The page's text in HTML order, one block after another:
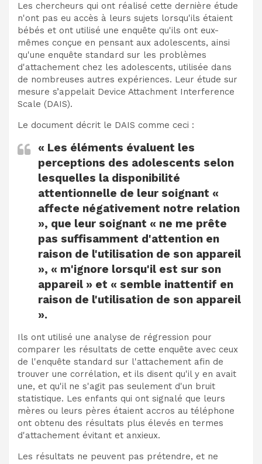
Les chercheurs qui ont réalisé cette dernière étude
n'ont pas eu accès à leurs sujets lorsqu'ils étaient
bébés et ont utilisé une enquête qu'ils ont eux-
mêmes conçue en pensant aux adolescents, ainsi
qu'une enquête standard sur les problèmes
d'attachement chez les adolescents, utilisée dans
de nombreuses autres expériences. Leur étude sur
mesure s’appelait Device Attachment Interference
Scale (DAIS).
Le document décrit le DAIS comme ceci :
« Les éléments évaluent les
perceptions des adolescents selon
lesquelles la disponibilité
attentionnelle de leur soignant «
affecte négativement notre relation
», que leur soignant « ne me prête
pas suffisamment d'attention en
raison de l'utilisation de son appareil
», « m'ignore lorsqu'il est sur son
appareil » et « semble inattentif en
raison de l'utilisation de son appareil
».
Ils ont utilisé une analyse de régression pour
comparer les résultats de cette enquête avec ceux
de l'enquête standard sur l'attachement afin de
trouver une corrélation, et ils disent qu'il y en avait
une, et qu'il ne s'agit pas seulement d'un bruit
statistique. Les enfants qui ont signalé que leurs
mères ou leurs pères étaient accros au téléphone
ont obtenu des résultats plus élevés en termes
d'attachement évitant et anxieux.
Les résultats ne peuvent pas prétendre, et ne